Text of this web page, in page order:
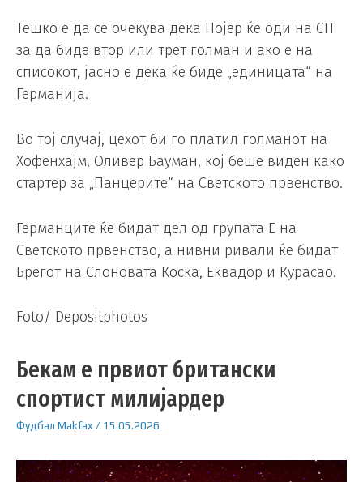
Тешко е да се очекува дека Нојер ќе оди на СП
за да биде втор или трет голман и ако е на
списокот, јасно е дека ќе биде „единицата“ на
Германија.
Во тој случај, цехот би го платил голманот на
Хофенхајм, Оливер Бауман, кој беше виден како
стартер за „Панцерите“ на Светското првенство.
Германците ќе бидат дел од групата Е на
Светското првенство, а нивни ривали ќе бидат
Брегот на Слоновата Коска, Еквадор и Курасао.
Foto/ Depositphotos
Бекам е првиот британски
спортист милијардер
Фудбал Makfax/ 15.05.2026